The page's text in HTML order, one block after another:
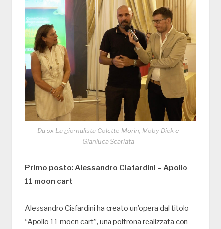
Da sx La giornalista Colette Morin, Moby Dick e
Gianluca Scarlata
Primo posto: Alessandro Ciafardini – Apollo
11 moon cart
Alessandro Ciafardini ha creato un’opera dal titolo
“Apollo 11 moon cart”, una poltrona realizzata con